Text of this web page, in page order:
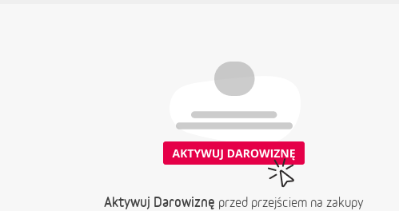
Aktywuj Darowiznę przed przejściem na zakupy